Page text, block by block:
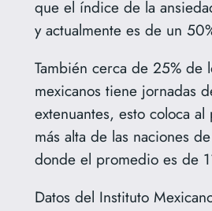
que el índice de la
y actualmente es de un
También cerca de 25% de
mexicanos tiene jornadas
extenuantes, esto coloca al
más alta de las naciones
donde el promedio es de
Datos del Instituto